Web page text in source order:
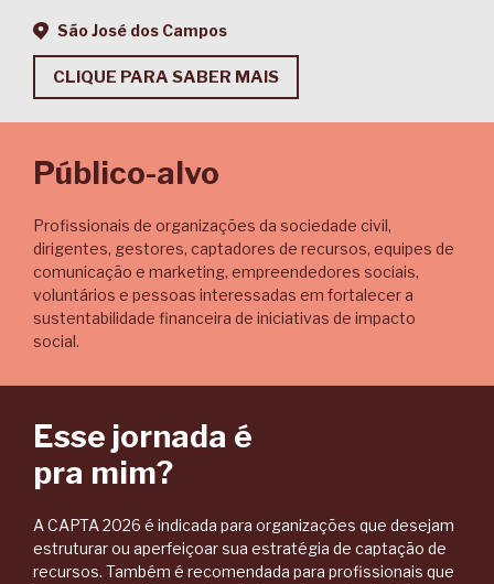
São José dos Campos
CLIQUE PARA SABER MAIS
Público-alvo
Profissionais de organizações da sociedade civil,
dirigentes, gestores, captadores de recursos, equipes de
comunicação e marketing, empreendedores sociais,
voluntários e pessoas interessadas em fortalecer a
sustentabilidade financeira de iniciativas de impacto
social.
Esse jornada é
pra mim?
A CAPTA 2026 é indicada para organizações que desejam
estruturar ou aperfeiçoar sua estratégia de captação de
recursos. Também é recomendada para profissionais que